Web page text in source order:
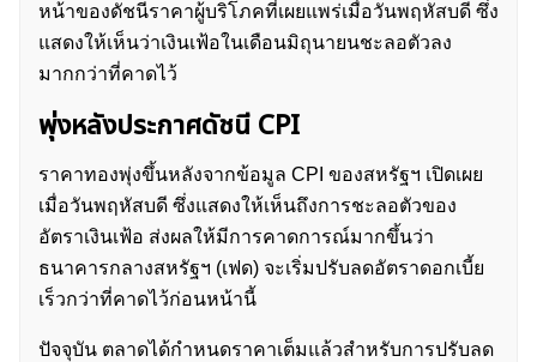
หน้าของดัชนีราคาผู้บริโภคที่เผยแพร่เมื่อวันพฤหัสบดี ซึ่ง
แสดงให้เห็นว่าเงินเฟ้อในเดือนมิถุนายนชะลอตัวลง
มากกว่าที่คาดไว้
พุ่งหลังประกาศดัชนี CPI
ราคาทองพุ่งขึ้นหลังจากข้อมูล CPI ของสหรัฐฯ เปิดเผย
เมื่อวันพฤหัสบดี ซึ่งแสดงให้เห็นถึงการชะลอตัวของ
อัตราเงินเฟ้อ ส่งผลให้มีการคาดการณ์มากขึ้นว่า
ธนาคารกลางสหรัฐฯ (เฟด) จะเริ่มปรับลดอัตราดอกเบี้ย
เร็วกว่าที่คาดไว้ก่อนหน้านี้
ปัจจุบัน ตลาดได้กำหนดราคาเต็มแล้วสำหรับการปรับลด